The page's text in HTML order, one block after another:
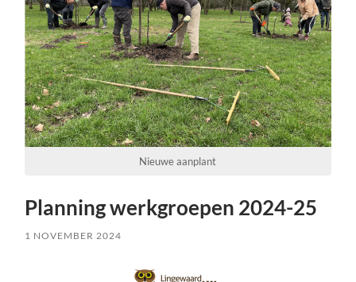
Nieuwe aanplant
Planning werkgroepen 2024-25
1 NOVEMBER 2024